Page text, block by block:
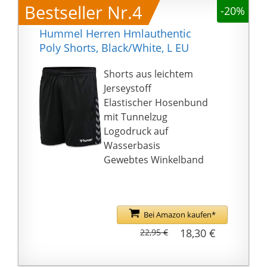
robust, sondern auch
atmungsaktiv und
schnelltrocknend.
Maschinenwaschbar
bei bis zu 40°C
Bestseller Nr.4
-20%
Hummel Herren Hmlauthentic
Poly Shorts, Black/White, L EU
Shorts aus leichtem
Jerseystoff
Elastischer Hosenbund
mit Tunnelzug
Logodruck auf
Wasserbasis
Gewebtes Winkelband
Bei Amazon kaufen*
18,30 €
22,95 €